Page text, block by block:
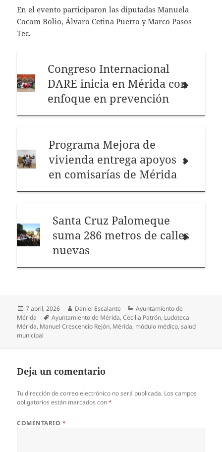
En el evento participaron las diputadas Manuela
Cocom Bolio, Álvaro Cetina Puerto y Marco Pasos
Tec.
Congreso Internacional
DARE inicia en Mérida con
enfoque en prevención
Programa Mejora de
vivienda entrega apoyos
en comisarías de Mérida
Santa Cruz Palomeque
suma 286 metros de calles
nuevas
Publicado
el
7 abril, 2026 Autor
Daniel Escalante Categorías
Ayuntamiento de
Mérida
Etiquetas
Ayuntamiento de Mérida,Cecilia Patrón, Ludoteca
Mérida, Manuel Crescencio Rejón, Mérida, módulo médico,salud
municipal
Deja un comentario
Tu dirección de correo electrónico no será publicada. Los campos
obligatorios están marcados con*
COMENTARIO *